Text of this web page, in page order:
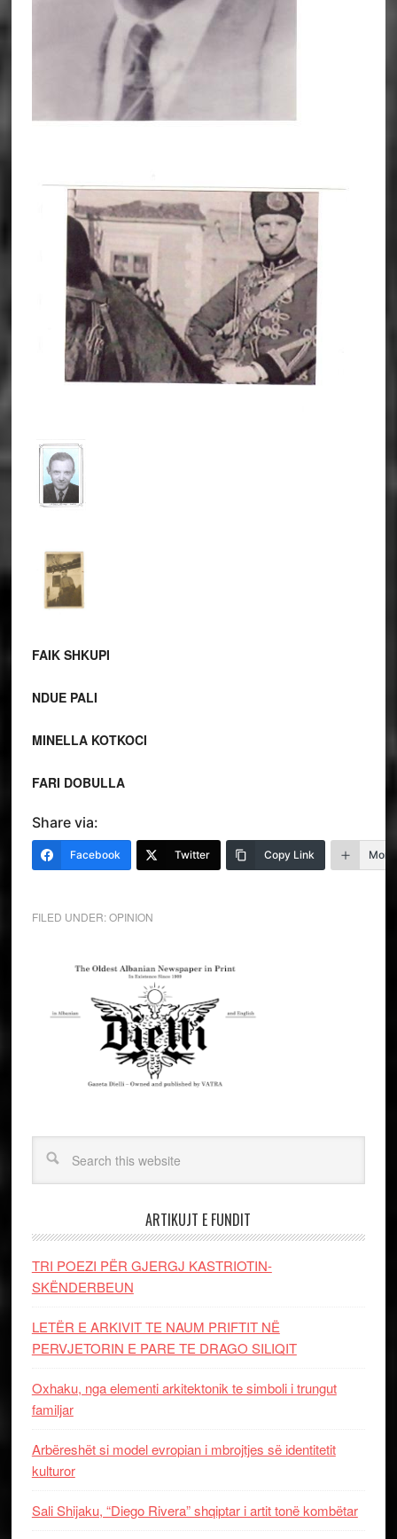
FAIK SHKUPI
NDUE PALI
MINELLA KOTKOCI
FARI DOBULLA
Share via:
Facebook Twitter Copy Link More
FILED UNDER:OPINION
ARTIKUJT E FUNDIT
TRI POEZI PËR GJERGJ KASTRIOTIN-
SKËNDERBEUN
LETËR E ARKIVIT TE NAUM PRIFTIT NË
PERVJETORIN E PARE TE DRAGO SILIQIT
Oxhaku, nga elementi arkitektonik te simboli i trungut
familjar
Arbëreshët si model evropian i mbrojtjes së identitetit
kulturor
Sali Shijaku, “Diego Rivera” shqiptar i artit tonë kombëtar